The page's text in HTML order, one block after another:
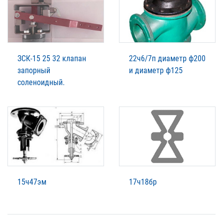
ЗСК-15 25 32 клапан
запорный
соленоидный.
22ч6/7п диаметр ф200
и диаметр ф125
15ч47эм 17ч18бр